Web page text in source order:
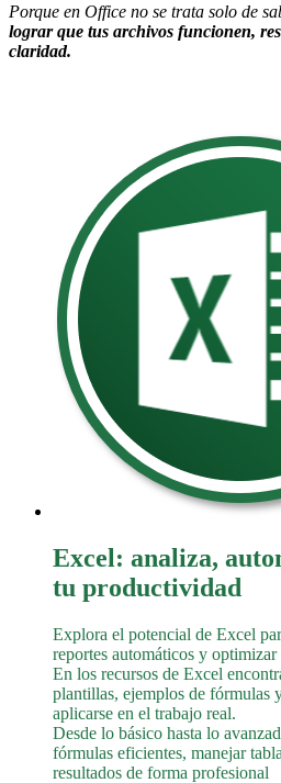
Porque en Office no se trata solo de
lograr que tus archivos funcionen,
claridad.
Excel: analiza,
tu productividad
Explora el potencial de Excel
reportes automáticos y optimizar
En los recursos de Excel
plantillas, ejemplos de fórmulas
aplicarse en el trabajo real.
Desde lo básico hasta lo
fórmulas eficientes, manejar
resultados de forma profesional